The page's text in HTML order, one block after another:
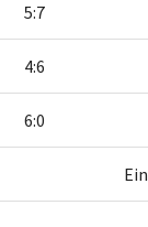
5:7
4:6
6:0